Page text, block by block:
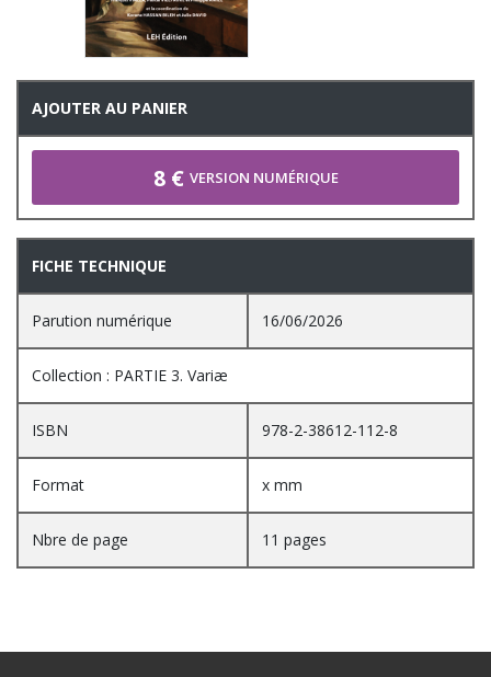
AJOUTER AU PANIER
8 € VERSION NUMÉRIQUE
FICHE TECHNIQUE
Parution numérique 16/06/2026
Collection : PARTIE 3. Variæ
ISBN 978-2-38612-112-8
Format x mm
Nbre de page 11 pages